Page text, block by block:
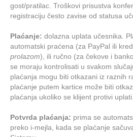
gost/pratilac. Troškovi prisustva
registraciju često zavise od statusa
Plaćanje: dolazna uplata učesnika.
automatski praćena (za PayPal ili
prolazom), ili ručno (za čekove i
se moraju kontrolisati u svakom
plaćanja mogu biti otkazani iz raznih
plaćanje putem kartice može biti
plaćanja ukoliko se klijent protivi uplati.
Potvrda plaćanja: prima se
preko i-mejla, kada se plaćanje